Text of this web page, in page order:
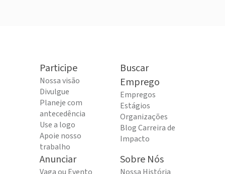
Participe
Nossa visão
Divulgue
Planeje com
antecedência
Use a logo
Apoie nosso
trabalho
Buscar
Emprego
Empregos
Estágios
Organizações
Blog Carreira de
Impacto
Anunciar Sobre Nós